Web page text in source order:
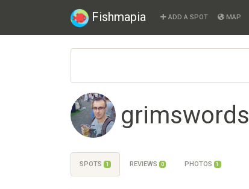
Fishmapia ADD A SPOT MAP
grimswords
SPOTS 1 REVIEWS 0 PHOTOS 1